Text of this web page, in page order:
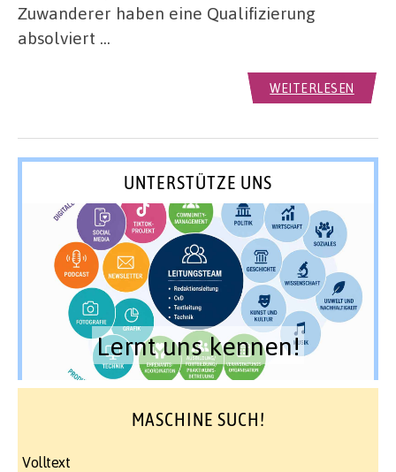
Zuwanderer haben eine Qualifizierung
absolviert …
WEITERLESEN
UNTERSTÜTZE UNS
Lernt uns kennen!
MASCHINE SUCH!
Volltext